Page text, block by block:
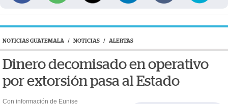
NOTICIAS GUATEMALA / NOTICIAS / ALERTAS
Dinero decomisado en operativo
por extorsión pasa al Estado
Con información de Eunise